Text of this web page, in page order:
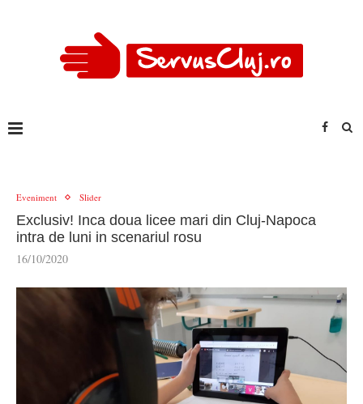
Eveniment Slider
Exclusiv! Inca doua licee mari din Cluj-Napoca
intra de luni in scenariul rosu
16/10/2020